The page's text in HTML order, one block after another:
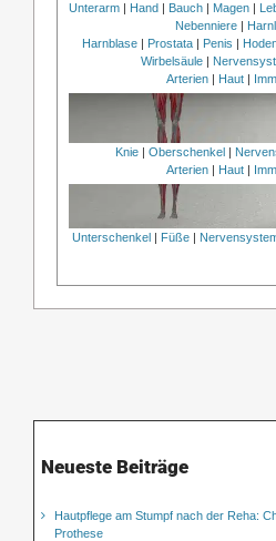
Unterarm Hand Bauch Magen
Nebenniere|
Harnblase| Prostata| Penis
Wirbelsäule
Arterien
Haut
Knie | Oberschenkel |
Arterien | Haut |
Unterschenkel| Füße|
Neueste Beiträge
Hautpflege am Stumpf nach der Reha:
Prothese